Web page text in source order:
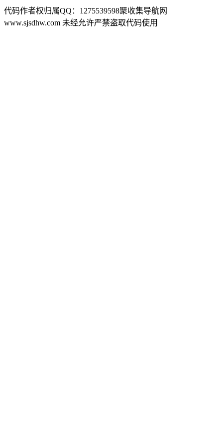
代码作者权归属QQ：1275539598聚收集导航网
www.sjsdhw.com 未经允许严禁盗取代码使用